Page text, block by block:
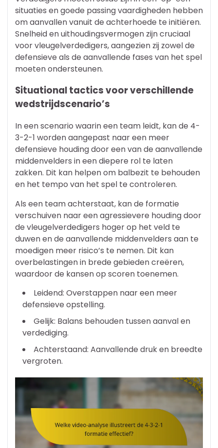
situaties en goede passing vaardigheden hebben
om aanvallen vanuit de achterhoede te initiëren.
Snelheid en uithoudingsvermogen zijn cruciaal
voor vleugelverdedigers, aangezien zij zowel de
defensieve als de aanvallende fases van het spel
moeten ondersteunen.
Situational tactics voor verschillende
wedstrijdscenario’s
In een scenario waarin een team leidt, kan de 4-
3-2-1 worden aangepast naar een meer
defensieve houding door een van de aanvallende
middenvelders in een diepere rol te laten
zakken. Dit kan helpen om balbezit te behouden
en het tempo van het spel te controleren.
Als een team achterstaat, kan de formatie
verschuiven naar een agressievere houding door
de vleugelverdedigers hoger op het veld te
duwen en de aanvallende middenvelders aan te
moedigen meer risico’s te nemen. Dit kan
overbelastingen in brede gebieden creëren,
waardoor de kansen op scoren toenemen.
Leidend: Overstappen naar een meer
defensieve opstelling.
Gelijk: Balans behouden tussen aanval en
verdediging.
Achterstaand: Aanvallende druk en breedte
vergroten.